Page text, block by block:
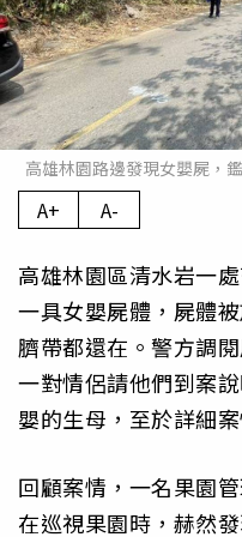
高雄林園路邊發現女嬰屍，
A+ A-
高雄林園區清水岩一
一具女嬰屍體，屍體
臍帶都還在。警方調
一對情侶請他們到案
嬰的生母，至於詳細
回顧案情，一名果園
在巡視果園時，赫然